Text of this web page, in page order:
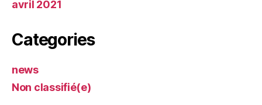
avril 2021
Categories
news
Non classifié(e)